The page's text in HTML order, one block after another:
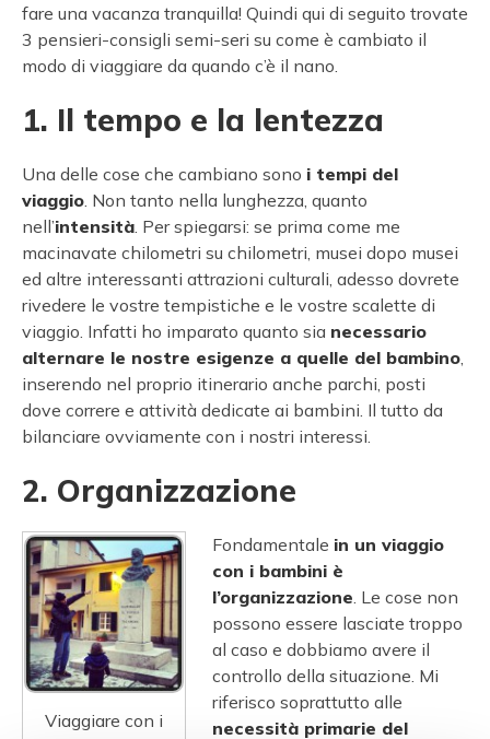
fare una vacanza tranquilla! Quindi qui di seguito trovate
3 pensieri-consigli semi-seri su come è cambiato il
modo di viaggiare da quando c’è il nano.
1. Il tempo e la lentezza
Una delle cose che cambiano sono i tempi del
viaggio. Non tanto nella lunghezza, quanto
nell’intensità. Per spiegarsi: se prima come me
macinavate chilometri su chilometri, musei dopo musei
ed altre interessanti attrazioni culturali, adesso dovrete
rivedere le vostre tempistiche e le vostre scalette di
viaggio. Infatti ho imparato quanto sia necessario
alternare le nostre esigenze a quelle del bambino,
inserendo nel proprio itinerario anche parchi, posti
dove correre e attività dedicate ai bambini. Il tutto da
bilanciare ovviamente con i nostri interessi.
2. Organizzazione
Viaggiare con i
Fondamentale in un viaggio
con i bambini è
l’organizzazione. Le cose non
possono essere lasciate troppo
al caso e dobbiamo avere il
controllo della situazione. Mi
riferisco soprattutto alle
necessità primarie del